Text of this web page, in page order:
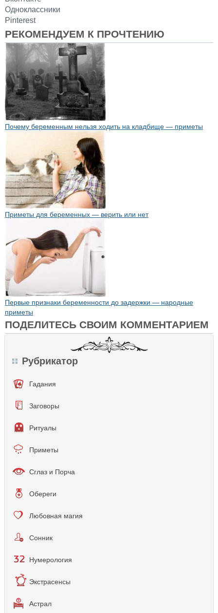
Одноклассники
Pinterest
РЕКОМЕНДУЕМ К ПРОЧТЕНИЮ
Почему беременным нельзя ходить на кладбище — приметы
Приметы для беременных — верить или нет
Первые признаки беременности до задержки — народные
приметы
ПОДЕЛИТЕСЬ СВОИМ КОММЕНТАРИЕМ
Рубрикатор
Гадания
Заговоры
Ритуалы
Приметы
Сглаз и Порча
Обереги
Любовная магия
Сонник
Нумерология
Экстрасенсы
Астрал